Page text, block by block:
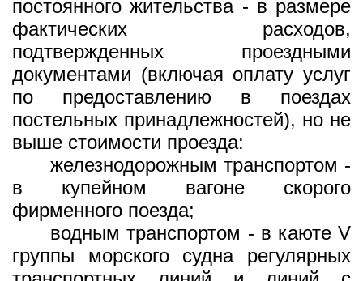
постоянного жительства - в размере
фактических расходов,
подтвержденных проездными
документами (включая оплату услуг
по предоставлению в поездах
постельных принадлежностей), но не
выше стоимости проезда:
железнодорожным транспортом -
в купейном вагоне скорого
фирменного поезда;
водным транспортом - в каюте V
группы морского судна регулярных